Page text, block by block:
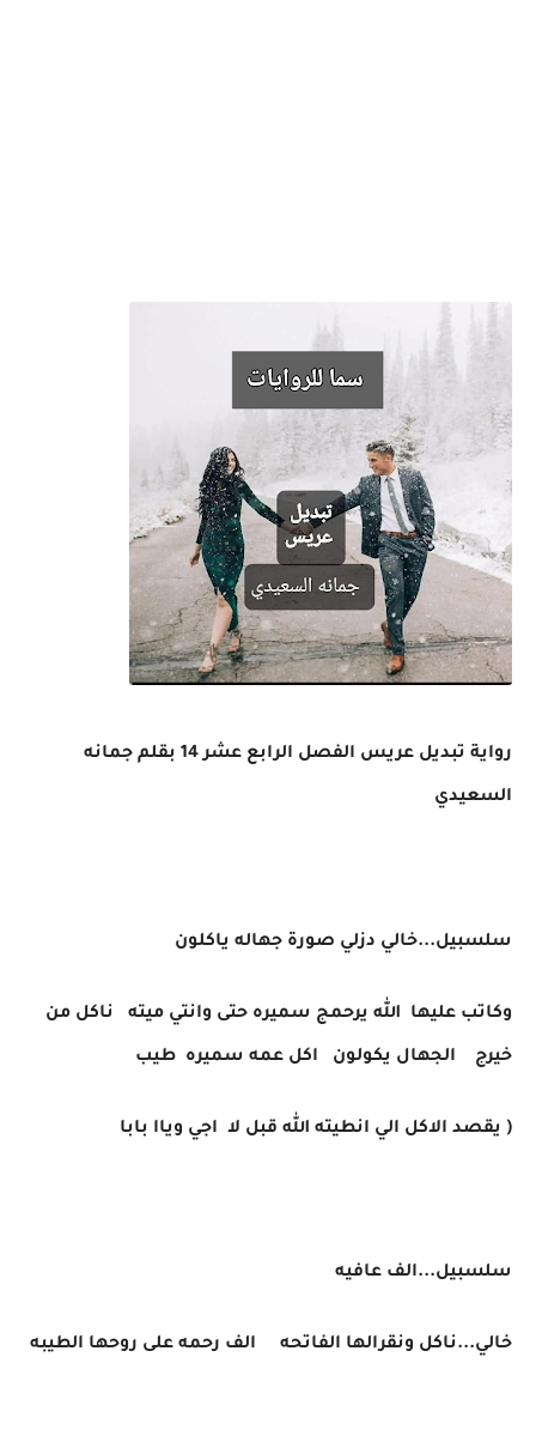
رواية تبديل عريس الفصل الرابع عشر 14 بقلم جمانه
السعيدي
سلسبيل...خالي دزلي صورة جهاله ياكلون
وكاتب عليها الله يرحمج سميره حتى وانتي ميته ناكل من
خيرج الجهال يكولون اكل عمه سميره طيب
( يقصد الاكل الي انطيته الله قبل لا اجي وياا بابا
سلسبيل...الف عافيه
خالي...ناكل ونقرالها الفاتحه الف رحمه على روحها الطيبه